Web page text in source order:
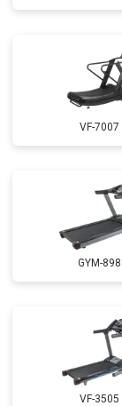
VF-7007
GYM-898
VF-3505